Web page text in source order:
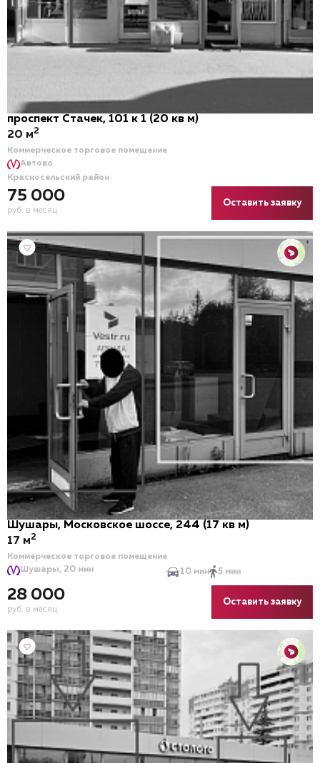
проспект Стачек, 101 к 1 (20 кв м)
Коммерческое торговое помещение
Автово
Красносельский район
75 000
руб. в месяц
20 м2
Оставить заявку
Шушары, Московское шоссе, 244 (17 кв м)
Коммерческое торговое помещение
Шушары, 20 мин
10 мин 5 мин
28 000
руб. в месяц
17 м2
Оставить заявку